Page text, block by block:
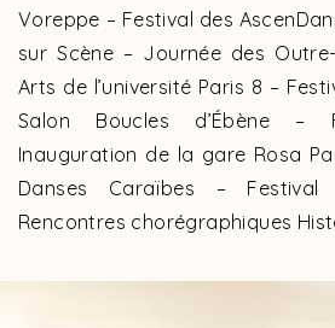
Voreppe – Festival des
sur Scène – Journée des
Arts de l’université Paris 8 –
Salon Boucles d’Ébène –
Inauguration de la gare Rosa
Danses Caraïbes –
Rencontres chorégraphiques